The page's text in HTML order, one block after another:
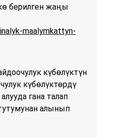
берилген жаңы
maalymkattyn-
күбөлүктүн
күбөлүктөрдү
гана талап
алынып